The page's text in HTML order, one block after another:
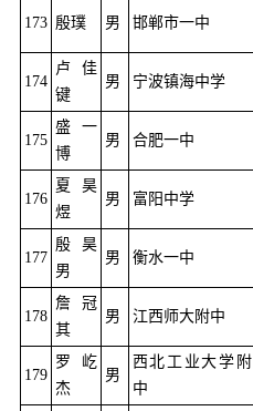
173 殷璞 男 邯郸市一中
174
卢佳
键
男 宁波镇海中学
175
盛一
博
男 合肥一中
176
夏昊
煜
男 富阳中学
177
殷昊
男
男 衡水一中
178
詹冠
其
男 江西师大附中
179
罗屹
杰
男
西北工业大学附
中